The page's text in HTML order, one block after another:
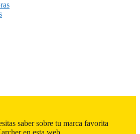
saber sobre tu marca favorita
en esta web